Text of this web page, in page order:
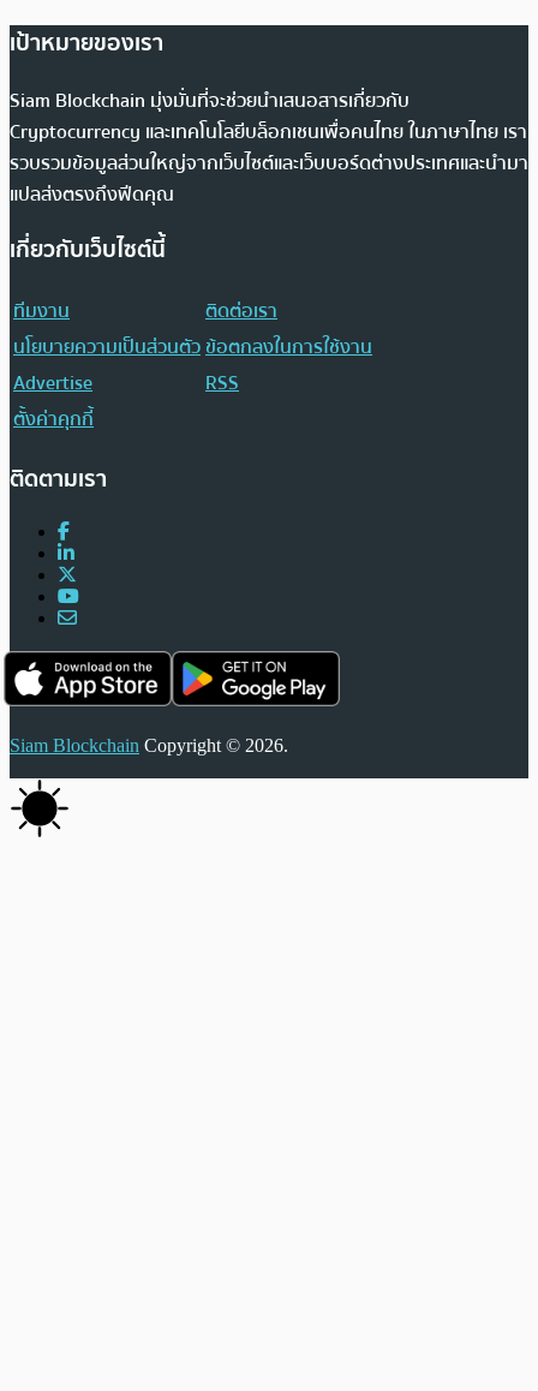
เป้าหมายของเรา
Siam Blockchain มุ่งมั่นที่จะช่วยนำเสนอสารเกี่ยวกับ
Cryptocurrency และเทคโนโลยีบล็อกเชนเพื่อคนไทย ในภาษาไทย เรา
รวบรวมข้อมูลส่วนใหญ่จากเว็บไซต์และเว็บบอร์ดต่างประเทศและนำมา
แปลส่งตรงถึงฟีดคุณ
เกี่ยวกับเว็บไซต์นี้
ทีมงาน
ติดต่อเรา
นโยบายความเป็นส่วนตัวข้อตกลงในการใช้งาน
Advertise
RSS
ตั้งค่าคุกกี้
ติดตามเรา
Siam Blockchain Copyright © 2026.